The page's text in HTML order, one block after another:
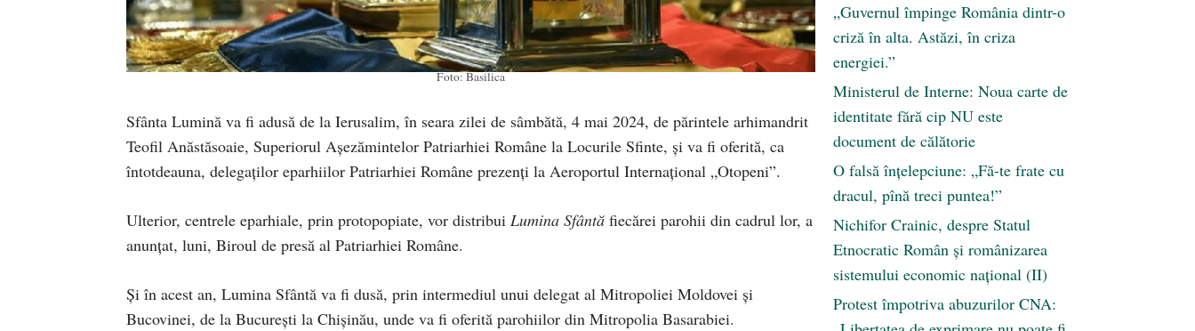
Foto: Basilica
Sfânta Lumină va fi adusă de la Ierusalim, în seara zilei de sâmbătă, 4 mai 2024, de părintele arhimandrit
Teofil Anăstăsoaie, Superiorul Așezămintelor Patriarhiei Române la Locurile Sfinte, şi va fi oferită, ca
întotdeauna, delegaţilor eparhiilor Patriarhiei Române prezenți la Aeroportul Internaţional „Otopeni”.
Ulterior, centrele eparhiale, prin protopopiate, vor distribui Lumina Sfântă fiecărei parohii din cadrul lor, a
anunțat, luni, Biroul de presă al Patriarhiei Române.
Și în acest an, Lumina Sfântă va fi dusă, prin intermediul unui delegat al Mitropoliei Moldovei și
Bucovinei, de la București la Chișinău, unde va fi oferită parohiilor din Mitropolia Basarabiei.
„Guvernul împinge România dintr-o
criză în alta. Astăzi, în criza
energiei.”
Ministerul de Interne: Noua carte de
identitate fără cip NU este
document de călătorie
O falsă înțelepciune: „Fă-te frate cu
dracul, pînă treci puntea!”
Nichifor Crainic, despre Statul
Etnocratic Român şi românizarea
sistemului economic naţional (II)
Protest împotriva abuzurilor CNA: